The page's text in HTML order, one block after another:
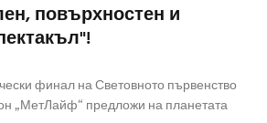
повърхностен и
финал на Световното първенство
„МетЛайф“ предложи на планетата